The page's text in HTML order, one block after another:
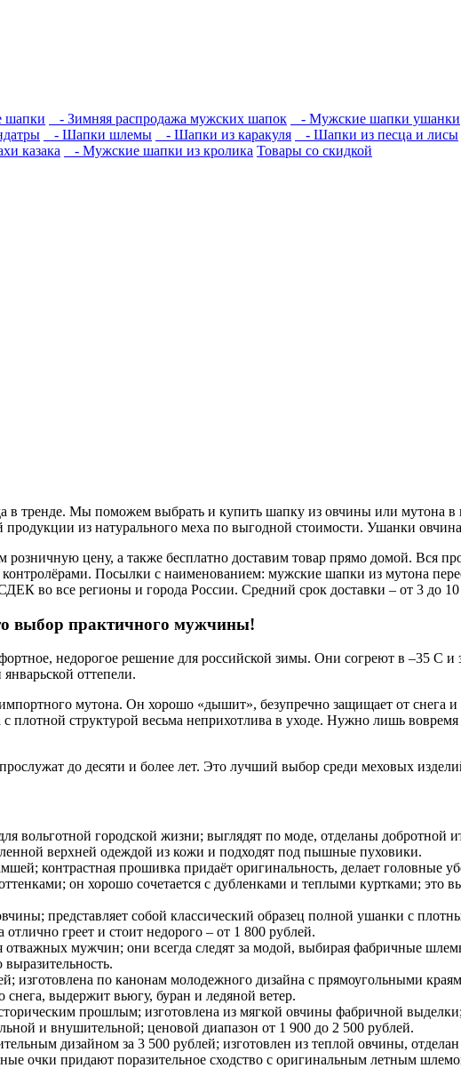
шапки - Зимняя распродажа мужских шапок - Мужские шапки ушанки
- Шапки шлемы - Шапки из каракуля - Шапки из песца и лисы
казака - Мужские шапки из кролика Товары со скидкой
в тренде. Мы поможем выбрать и купить шапку из овчины или мутона
из натурального меха по выгодной стоимости. Ушанки
цену, а также бесплатно доставим товар прямо домой. Вся
Посылки с наименованием: мужские шапки из мутона
во все регионы и города России. Средний срок доставки – от 3 до
выбор практичного мужчины!
недорогое решение для российской зимы. Они согреют в –35 С и
оттепели.
мутона. Он хорошо «дышит», безупречно защищает от
структурой весьма неприхотлива в уходе. Нужно лишь
до десяти и более лет. Это лучший выбор среди меховых
вольготной городской жизни; выглядят по моде, отделаны добротной
верхней одеждой из кожи и подходят под пышные пуховики.
контрастная прошивка придаёт оригинальность, делает головные
он хорошо сочетается с дубленками и теплыми куртками; это
представляет собой классический образец полной ушанки с
греет и стоит недорого – от 1 800 рублей.
мужчин; они всегда следят за модой, выбирая фабричные
изготовлена по канонам молодежного дизайна с прямоугольными
выдержит вьюгу, буран и ледяной ветер.
прошлым; изготовлена из мягкой овчины фабричной
и внушительной; ценовой диапазон от 1 900 до 2 500 рублей.
дизайном за 3 500 рублей; изготовлен из теплой овчины,
очки придают поразительное сходство с оригинальным летным